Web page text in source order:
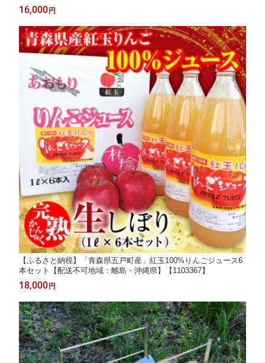
16,000 円
【ふるさと納税】「青森県五戸町産」紅玉100%りんごジュース6
本セット【配送不可地域：離島・沖縄県】【1103367】
18,000 円